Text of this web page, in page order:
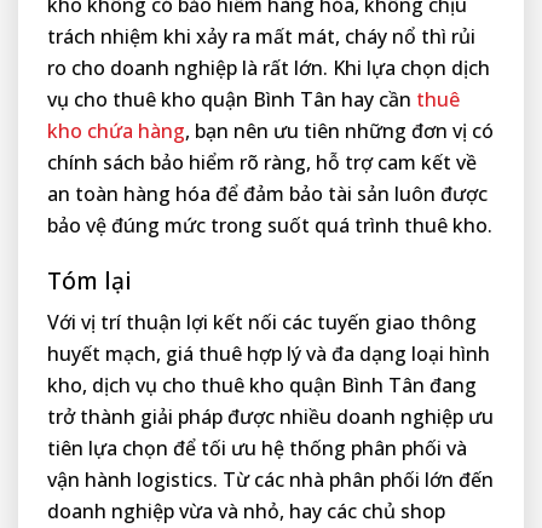
trách nhiệm khi xảy ra mất mát, cháy nổ thì rủi
ro cho doanh nghiệp là rất lớn. Khi lựa chọn dịch
vụ cho thuê kho quận Bình Tân hay cần thuê
kho chứa hàng, bạn nên ưu tiên những đơn vị có
chính sách bảo hiểm rõ ràng, hỗ trợ cam kết về
an toàn hàng hóa để đảm bảo tài sản luôn được
bảo vệ đúng mức trong suốt quá trình thuê kho.
Tóm lại
Với vị trí thuận lợi kết nối các tuyến giao thông
huyết mạch, giá thuê hợp lý và đa dạng loại hình
kho, dịch vụ cho thuê kho quận Bình Tân đang
trở thành giải pháp được nhiều doanh nghiệp ưu
tiên lựa chọn để tối ưu hệ thống phân phối và
vận hành logistics. Từ các nhà phân phối lớn đến
doanh nghiệp vừa và nhỏ, hay các chủ shop